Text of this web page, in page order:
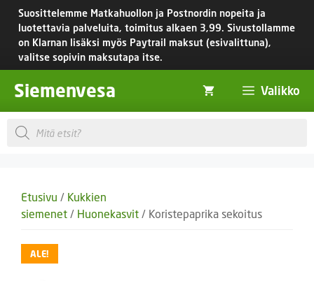
Siirry
sisältöön
Suosittelemme Matkahuollon ja Postnordin nopeita ja
luotettavia palveluita, toimitus alkaen 3,99. Sivustollamme
on Klarnan lisäksi myös Paytrail maksut (esivalittuna),
valitse sopivin maksutapa itse.
Siemenvesa Valikko
Products
search
Etusivu / Kukkien
siemenet / Huonekasvit / Koristepaprika sekoitus
ALE!